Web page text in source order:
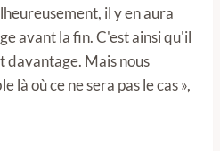
il y en aura
avant la fin. C'est ainsi qu'il
davantage. Mais nous
là où ce ne sera pas le cas »,